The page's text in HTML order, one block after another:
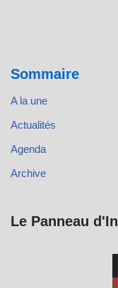
Sommaire
A la une
Actualités
Agenda
Archive
Le Panneau